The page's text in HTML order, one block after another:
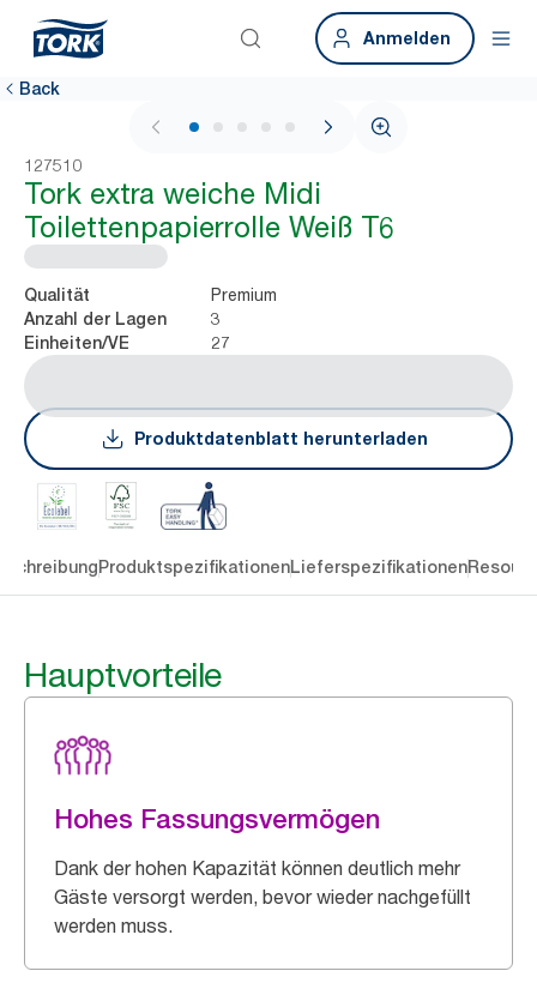
Anmelden
Back
1 / 5
127510
Tork extra weiche Midi
Toilettenpapierrolle Weiß T6
Qualität Premium
Anzahl der Lagen 3
Einheiten/VE 27
Produktdatenblatt herunterladen
ProduktspezifikationenLieferspezifikationen
Hauptvorteile
Hohes Fassungsvermögen
Dank der hohen Kapazität können deutlich mehr
Gäste versorgt werden, bevor wieder nachgefüllt
werden muss.